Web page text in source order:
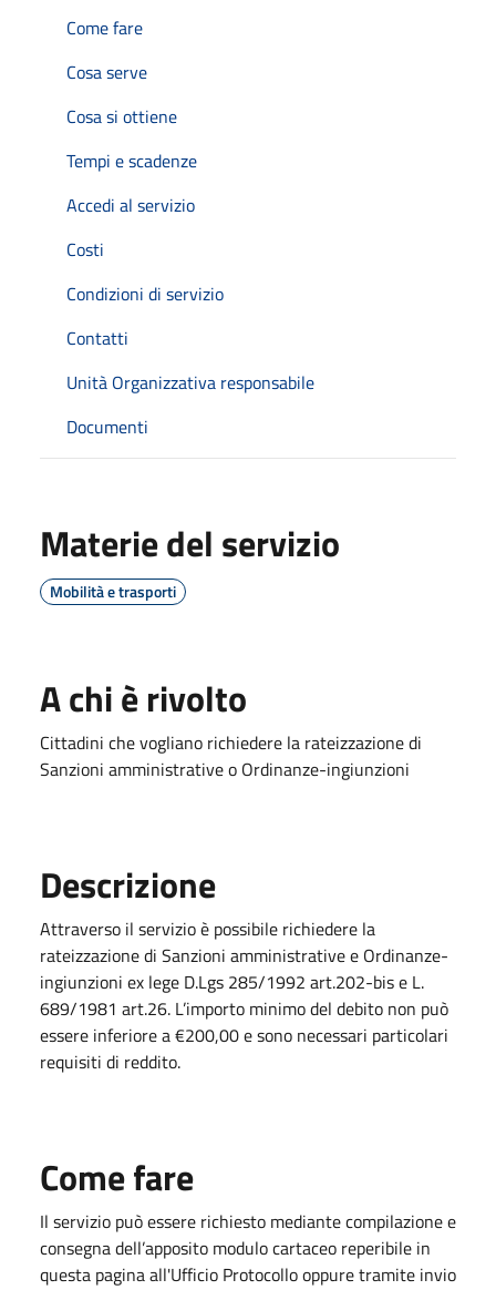
Come fare
Cosa serve
Cosa si ottiene
Tempi e scadenze
Accedi al servizio
Costi
Condizioni di servizio
Contatti
Unità Organizzativa responsabile
Documenti
Materie del servizio
Mobilità e trasporti
A chi è rivolto
Cittadini che vogliano richiedere la rateizzazione di
Sanzioni amministrative o Ordinanze-ingiunzioni
Descrizione
Attraverso il servizio è possibile richiedere la
rateizzazione di Sanzioni amministrative e Ordinanze-
ingiunzioni ex lege D.Lgs 285/1992 art.202-bis e L.
689/1981 art.26. L’importo minimo del debito non può
essere inferiore a €200,00 e sono necessari particolari
requisiti di reddito.
Come fare
Il servizio può essere richiesto mediante compilazione e
consegna dell’apposito modulo cartaceo reperibile in
questa pagina all'Ufficio Protocollo oppure tramite invio